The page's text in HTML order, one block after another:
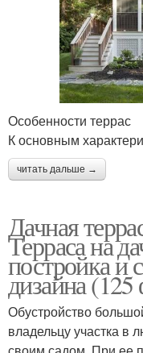
Особенности террас
К основным
читать дальше →
Дачная
Терраса на
постройка и
дизайна
Обустройство
владельцу участка в